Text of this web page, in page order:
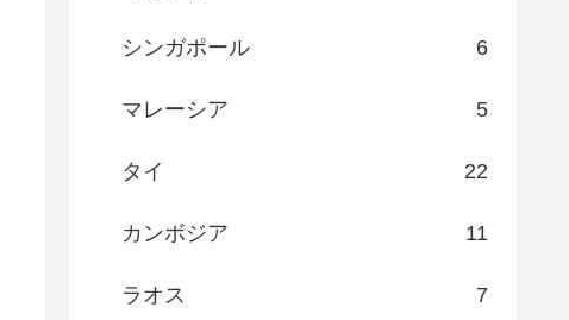
シンガポール 6
マレーシア 5
タイ 22
カンボジア 11
ラオス 7